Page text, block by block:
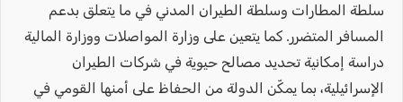
سلطة المطارات وسلطة الطيران المدني في ما يتعلق بدعم
المسافر المتضرر. كما يتعين على وزارة المواصلات ووزارة المالية
دراسة إمكانية تحديد مصالح حيوية في شركات الطيران
الإسرائيلية، بما يمكّن الدولة من الحفاظ على أمنها القومي في